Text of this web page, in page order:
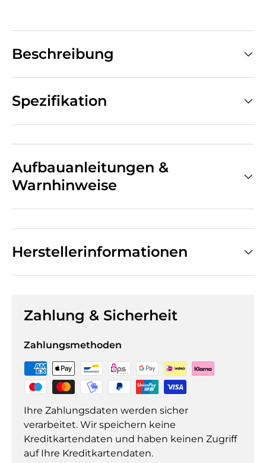
Beschreibung
Spezifikation
Aufbauanleitungen &
Warnhinweise
Herstellerinformationen
Zahlung & Sicherheit
Zahlungsmethoden
Ihre Zahlungsdaten werden sicher
verarbeitet. Wir speichern keine
Kreditkartendaten und haben keinen Zugriff
auf Ihre Kreditkartendaten.